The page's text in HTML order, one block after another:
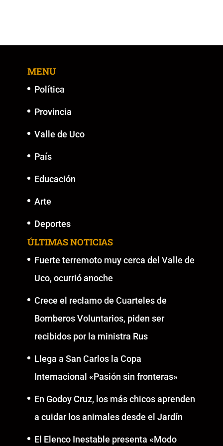
MENU
Política
Provincia
Valle de Uco
País
Educación
Arte
Deportes
ÚLTIMAS NOTICIAS
Fuerte terremoto muy cerca del Valle de
Uco, ocurrió anoche
Crece el reclamo de Cuarteles de
Bomberos Voluntarios, piden ser
recibidos por la ministra Rus
Llega a San Carlos la Copa
Internacional «Pasión sin fronteras»
En Godoy Cruz, los más chicos aprenden
a cuidar los animales desde el Jardín
El Elenco Inestable presenta «Modo